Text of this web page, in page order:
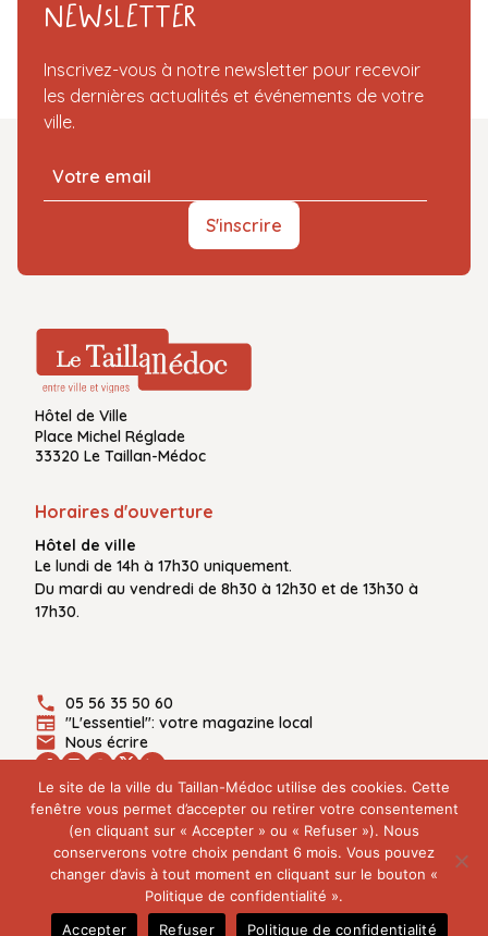
Newsletter
Inscrivez-vous à notre newsletter pour recevoir
les dernières actualités et événements de votre
ville.
S'inscrire
Hôtel de Ville
Place Michel Réglade
33320 Le Taillan-Médoc
Horaires d'ouverture
Hôtel de ville
Le lundi de 14h à 17h30 uniquement.
Du mardi au vendredi de 8h30 à 12h30 et de 13h30 à
17h30.
05 56 35 50 60
"L'essentiel": votre magazine local
Nous écrire
© 2026 Ville du Taillan-Médoc - Tous droits réservés
Plan du site
Mentions légales
Politique de confidentialité
Le site de la ville du Taillan-Médoc utilise des cookies. Cette
fenêtre vous permet d’accepter ou retirer votre consentement
(en cliquant sur « Accepter » ou « Refuser »). Nous
conserverons votre choix pendant 6 mois. Vous pouvez
changer d’avis à tout moment en cliquant sur le bouton «
Politique de confidentialité ».
Accepter
Refuser Politique de confidentialité